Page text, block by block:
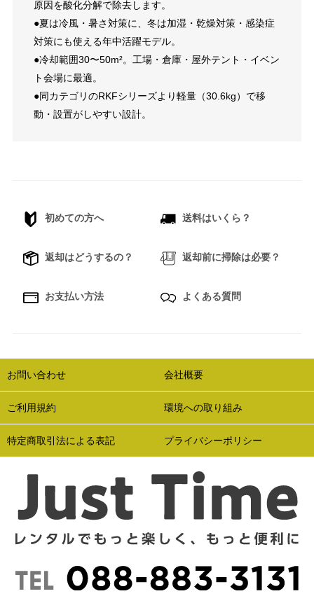
原因を酸化分解で除去します。
●夏は冷風・暑さ対策に、冬は加湿・乾燥対策・感染症
対策にも使える年中活躍モデル。
●冷却範囲30〜50m²。工場・倉庫・屋外テント・イベン
ト会場に最適。
●同カテゴリのRKFシリーズより軽量（30.6kg）で移
動・設置がしやすい設計。
初めての方へ 送料はいくら？
返却はどうするの？ 返却前に掃除は必要？
お支払い方法 よくある質問
お問い合わせ 会社概要
ご利用規約 環境への取り組み
特定商取引法による表記 プライバシーポリシー